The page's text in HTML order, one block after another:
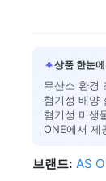
✦상품 한눈
무산소 환경
혐기성 배양
혐기성 미생
ONE에서 제
브랜드: AS